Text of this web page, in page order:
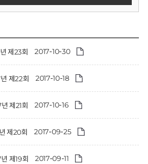
제23회 2017-10-30
제22회 2017-10-18
제21회 2017-10-16
제20회 2017-09-25
제19회 2017-09-11